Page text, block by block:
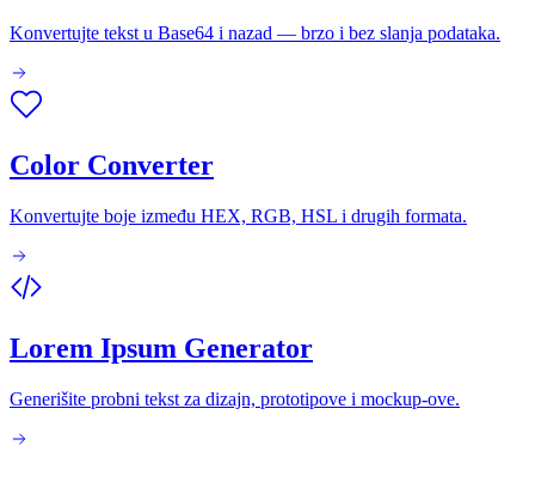
Konvertujte tekst u Base64 i nazad — brzo i bez slanja podataka.
Color Converter
Konvertujte boje između HEX, RGB, HSL i drugih formata.
Lorem Ipsum Generator
Generišite probni tekst za dizajn, prototipove i mockup-ove.